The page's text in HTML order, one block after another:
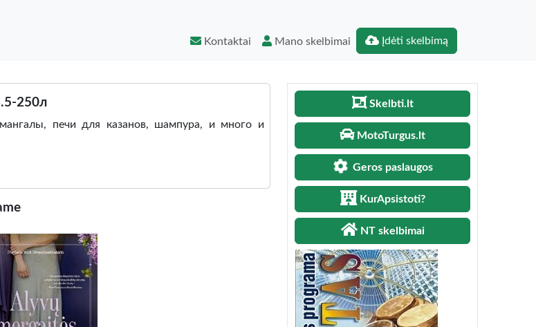
Kontaktai Mano skelbimai Įdėti skelbimą
250л
печи для казанов, шампура, и много и
Skelbti.lt
MotoTurgus.lt
Geros paslaugos
KurApsistoti?
NT skelbimai